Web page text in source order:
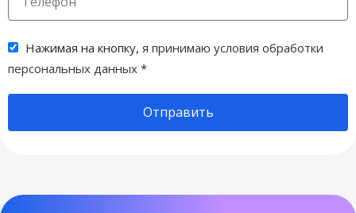
Нажимая на кнопку, я принимаю условия обработки
персональных данных *
Отправить